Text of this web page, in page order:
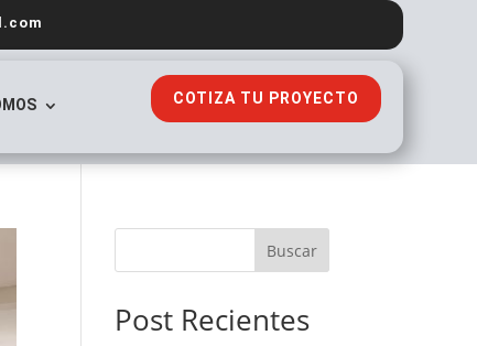
COTIZA TU PROYECTO
Buscar
Post Recientes